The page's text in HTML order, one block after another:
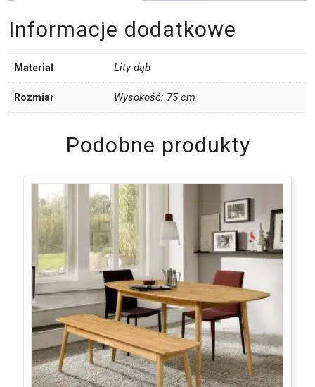
Informacje dodatkowe
Materiał Lity dąb
Rozmiar Wysokość: 75 cm
Podobne produkty